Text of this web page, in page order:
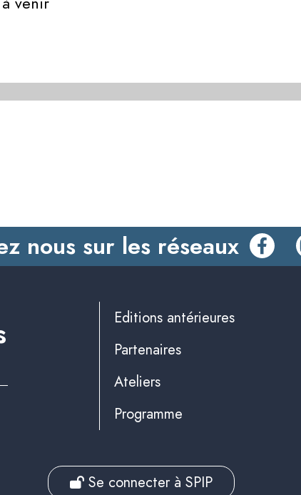
nous sur les réseaux
Editions antérieures
Partenaires
Ateliers
Programme
Se connecter à SPIP